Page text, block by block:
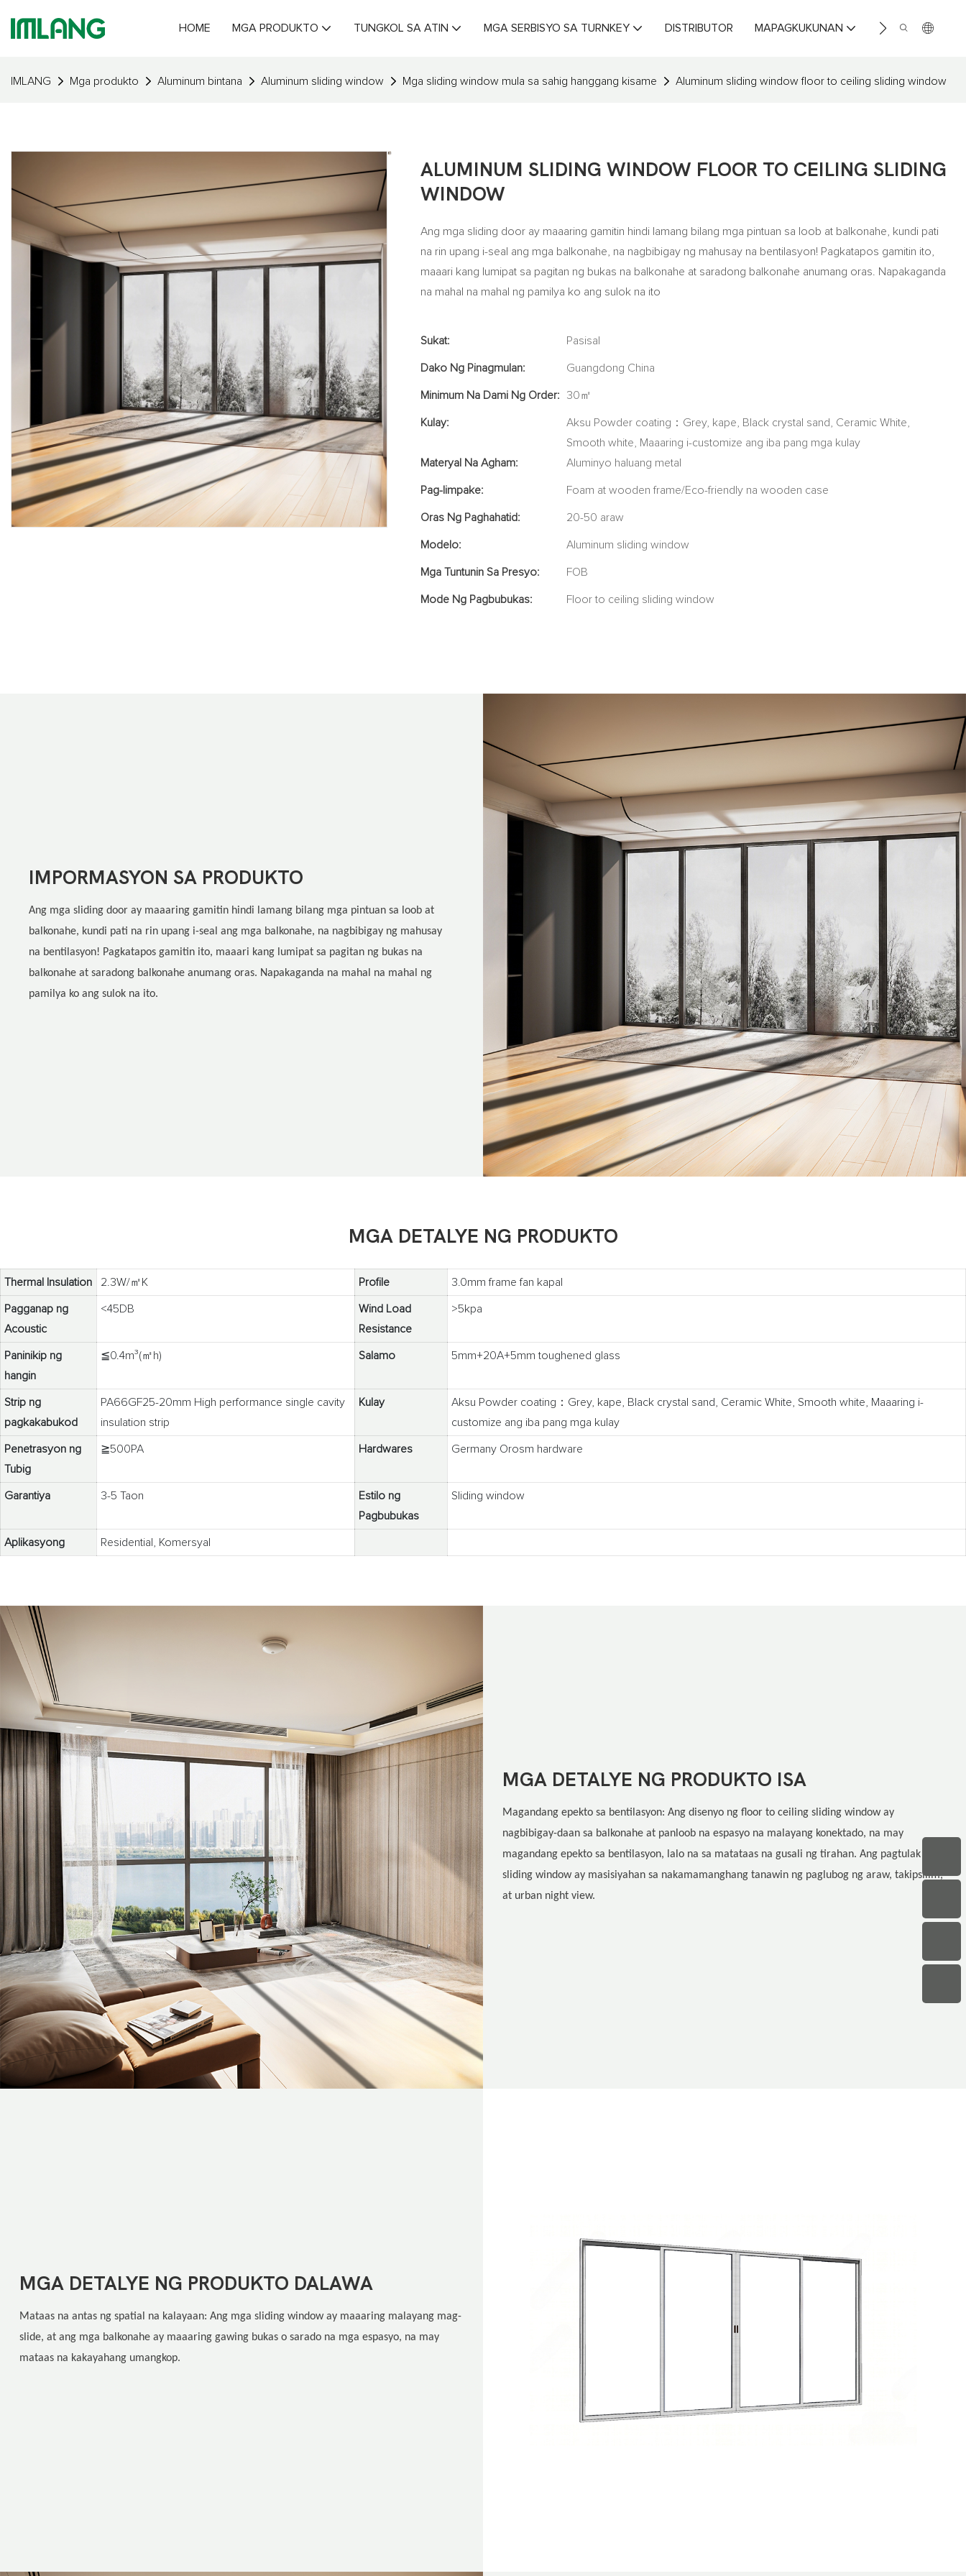
HOME MGA PRODUKTO TUNGKOL SA ATIN MGA SERBISYO SA TURNKEY DISTRIBUTOR MAPAGKUKUNAN MAKIPAG-
IMLANG Mga produkto Aluminum bintana Aluminum sliding window Mga sliding window mula sa sahig hanggang kisame Aluminum sliding window floor to ceiling sliding window
ALUMINUM SLIDING WINDOW FLOOR TO CEILING SLIDING
WINDOW
Ang mga sliding door ay maaaring gamitin hindi lamang bilang mga pintuan sa loob at balkonahe, kundi pati
na rin upang i-seal ang mga balkonahe, na nagbibigay ng mahusay na bentilasyon! Pagkatapos gamitin ito,
maaari kang lumipat sa pagitan ng bukas na balkonahe at saradong balkonahe anumang oras. Napakaganda
na mahal na mahal ng pamilya ko ang sulok na ito
Sukat: Pasisal
Dako Ng Pinagmulan: Guangdong China
Minimum Na Dami Ng Order: 30㎡
Kulay:
Aksu Powder coating：Grey, kape, Black crystal sand, Ceramic White,
Smooth white, Maaaring i-customize ang iba pang mga kulay
Materyal Na Agham:
Aluminyo haluang metal
Pag-Iimpake: Foam at wooden frame/Eco-friendly na wooden case
Oras Ng Paghahatid: 20-50 araw
Modelo: Aluminum sliding window
Mga Tuntunin Sa Presyo: FOB
Mode Ng Pagbubukas: Floor to ceiling sliding window
IMPORMASYON SA PRODUKTO
Ang mga sliding door ay maaaring gamitin hindi lamang bilang mga pintuan sa loob at
balkonahe, kundi pati na rin upang i-seal ang mga balkonahe, na nagbibigay ng mahusay
na bentilasyon! Pagkatapos gamitin ito, maaari kang lumipat sa pagitan ng bukas na
balkonahe at saradong balkonahe anumang oras. Napakaganda na mahal na mahal ng
pamilya ko ang sulok na ito.
MGA DETALYE NG PRODUKTO
Thermal Insulation 2.3W/㎡K Profile 3.0mm frame fan kapal
Pagganap ng
Acoustic
<45DB
Wind Load
Resistance
>5kpa
Paninikip ng
hangin
≦0.4m³(㎡h) Salamo 5mm+20A+5mm toughened glass
Strip ng
pagkakabukod
PA66GF25-20mm High performance single cavity
insulation strip
Kulay
Aksu Powder coating：Grey, kape, Black crystal sand, Ceramic White, Smooth white, Maaaring i-
customize ang iba pang mga kulay
Penetrasyon ng
Tubig
≧500PA Hardwares Germany Orosm hardware
Garantiya 3-5 Taon
Estilo ng
Pagbubukas
Sliding window
Aplikasyong Residential, Komersyal
MGA DETALYE NG PRODUKTO ISA
Magandang epekto sa bentilasyon: Ang disenyo ng floor to ceiling sliding window ay
nagbibigay-daan sa balkonahe at panloob na espasyo na malayang konektado, na may
magandang epekto sa bentilasyon, lalo na sa matataas na gusali ng tirahan. Ang pagtulak sa
sliding window ay masisiyahan sa nakamamanghang tanawin ng paglubog ng araw, takipsilim,
at urban night view.
MGA DETALYE NG PRODUKTO DALAWA
Mataas na antas ng spatial na kalayaan: Ang mga sliding window ay maaaring malayang mag-
slide, at ang mga balkonahe ay maaaring gawing bukas o sarado na mga espasyo, na may
mataas na kakayahang umangkop.